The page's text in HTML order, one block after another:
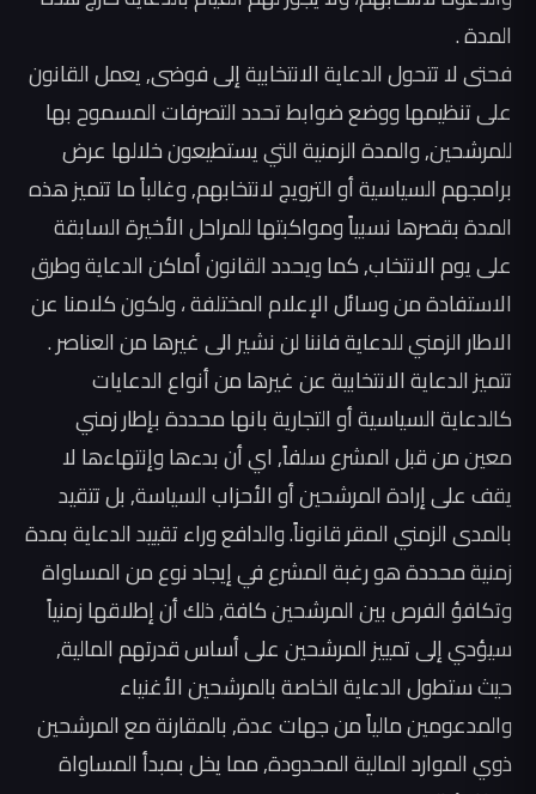
المدة .
فحتى لا تتحول الدعاية الانتخابية إلى فوضى, يعمل القانون
على تنظيمها ووضع ضوابط تحدد التصرفات المسموح بها
للمرشحين, والمدة الزمنية التي يستطيعون خلالها عرض
برامجهم السياسية أو الترويج لانتخابهم, وغالباً ما تتميز هذه
المدة بقصرها نسبياً ومواكبتها للمراحل الأخيرة السابقة
على يوم الانتخاب, كما ويحدد القانون أماكن الدعاية وطرق
الاستفادة من وسائل الإعلام المختلفة ، ولكون كلامنا عن
الاطار الزمني للدعاية فاننا لن نشير الى غيرها من العناصر .
تتميز الدعاية الانتخابية عن غيرها من أنواع الدعايات
كالدعاية السياسية أو التجارية بانها محددة بإطار زمني
معين من قبل المشرع سلفاً, اي أن بدءها وإنتهاءها لا
يقف على إرادة المرشحين أو الأحزاب السياسة, بل تتقيد
بالمدى الزمني المقر قانوناً. والدافع وراء تقييد الدعاية بمدة
زمنية محددة هو رغبة المشرع في إيجاد نوع من المساواة
وتكافؤ الفرص بين المرشحين كافة, ذلك أن إطلاقها زمنياً
سيؤدي إلى تمييز المرشحين على أساس قدرتهم المالية,
حيث ستطول الدعاية الخاصة بالمرشحين الأغنياء
والمدعومين مالياً من جهات عدة, بالمقارنة مع المرشحين
ذوي الموارد المالية المحدودة, مما يخل بمبدأ المساواة